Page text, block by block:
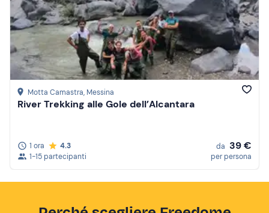
Motta Camastra, Messina
River Trekking alle Gole dell’Alcantara
1 ora
4.3
1-15 partecipanti
da 39 €
per persona